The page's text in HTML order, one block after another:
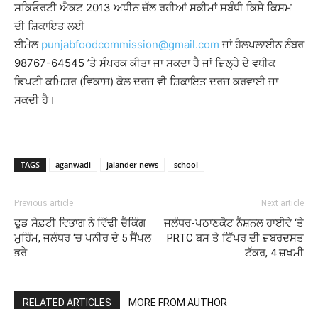
ਸਕਿਓਰਟੀ ਐਕਟ 2013 ਅਧੀਨ ਚੱਲ ਰਹੀਆਂ ਸਕੀਮਾਂ ਸਬੰਧੀ ਕਿਸੇ ਕਿਸਮ
ਦੀ ਸ਼ਿਕਾਇਤ ਲਈ
ਈਮੇਲ punjabfoodcommission@gmail.com ਜਾਂ ਹੈਲਪਲਾਈਨ ਨੰਬਰ
98767-64545 ’ਤੇ ਸੰਪਰਕ ਕੀਤਾ ਜਾ ਸਕਦਾ ਹੈ ਜਾਂ ਜ਼ਿਲ੍ਹੇ ਦੇ ਵਧੀਕ
ਡਿਪਟੀ ਕਮਿਸ਼ਰ (ਵਿਕਾਸ) ਕੋਲ ਦਰਜ ਵੀ ਸ਼ਿਕਾਇਤ ਦਰਜ ਕਰਵਾਈ ਜਾ
ਸਕਦੀ ਹੈ।
TAGS aganwadi jalander news school
Previous article
ਫੂਡ ਸੇਫ਼ਟੀ ਵਿਭਾਗ ਨੇ ਵਿੱਢੀ ਚੈਕਿੰਗ
ਮੁਹਿੰਮ, ਜਲੰਧਰ ‘ਚ ਪਨੀਰ ਦੇ 5 ਸੈਂਪਲ
ਭਰੇ
Next article
ਜਲੰਧਰ-ਪਠਾਣਕੋਟ ਨੈਸ਼ਨਲ ਹਾਈਵੇ ‘ਤੇ
PRTC ਬਸ ਤੇ ਟਿੱਪਰ ਦੀ ਜ਼ਬਰਦਸਤ
ਟੱਕਰ, 4 ਜ਼ਖਮੀ
RELATED ARTICLES MORE FROM AUTHOR